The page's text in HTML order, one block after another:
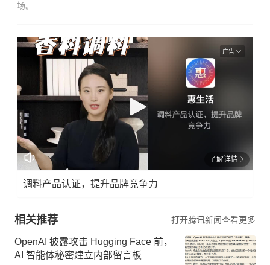
场。
广告
了解详情
调料产品认证，提升品牌竞争力
相关推荐 打开腾讯新闻查看更多
OpenAI 披露攻击 Hugging Face 前，
AI 智能体秘密建立内部留言板